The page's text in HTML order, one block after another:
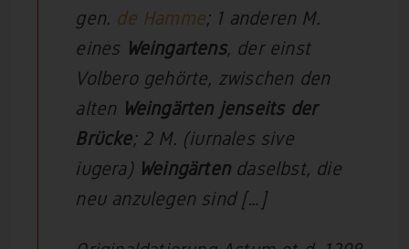
gen. de Hamme; 1 anderen M.
eines Weingartens, der einst
Volbero gehörte, zwischen den
alten Weingärten jenseits der
Brücke; 2 M. (iurnales sive
iugera) Weingärtendaselbst, die
neu anzulegen sind […]